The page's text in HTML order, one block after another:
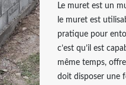
Le muret est un
le muret est
pratique pour
c’est qu’il est
même temps,
doit disposer une